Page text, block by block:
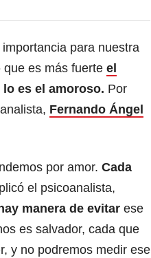
para nuestra
es más fuerte el
lo es el amoroso. Por
Fernando Ángel
por amor. Cada
el psicoanalista,
manera de evitar ese
es salvador, cada que
y no podremos medir ese